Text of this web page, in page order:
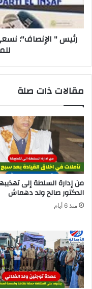
رئيس " الإنصاف":
مقالات ذات صلة
من إدارة السلطة إلى
الدكتور صالح ولد دهماش
منذ 6 أيام